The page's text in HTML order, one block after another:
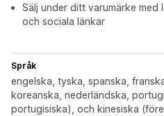
Sälj under ditt varumärke
och sociala länkar
Språk
engelska, tyska, spanska,
koreanska, nederländska,
portugisiska), och kinesiska